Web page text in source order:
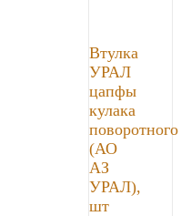
Втулка
УРАЛ
цапфы
кулака
поворотного
(АО
АЗ
УРАЛ),
шт